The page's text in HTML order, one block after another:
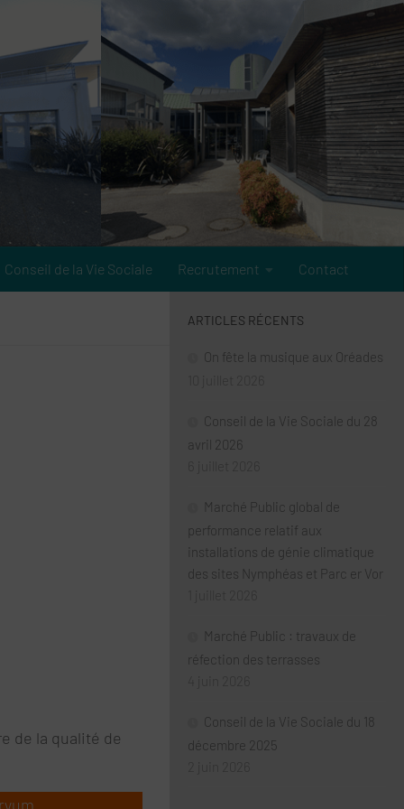
Conseil de la Vie Sociale Recrutement Contact
de la qualité de
ARTICLES RÉCENTS
On fête la musique aux Oréades
Conseil de la Vie Sociale du 28
avril 2026
Marché Public global de
performance relatif aux
installations de génie climatique
des sites Nymphéas et Parc er Vor
Marché Public : travaux de
réfection des terrasses
Conseil de la Vie Sociale du 18
décembre 2025